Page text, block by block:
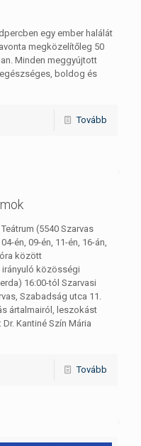
egy ember halálát
megközelítőleg 50
Minden meggyújtott
boldog és
Tovább
(5540 Szarvas
én, 09-én, 11-én, 16-án,
óra között
közösségi
16:00-tól Szarvasi
Szabadság utca 11.
ártalmairól, leszokást
Kantiné Szín Mária
Tovább